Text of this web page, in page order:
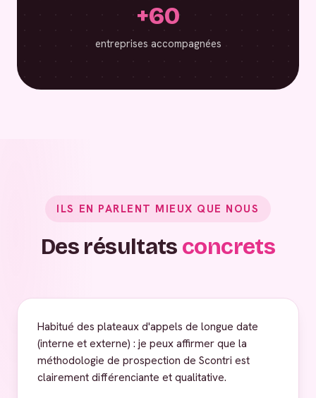
+60
entreprises accompagnées
ILS EN PARLENT MIEUX QUE NOUS
Des résultats concrets
Habitué des plateaux d'appels de longue date
(interne et externe) : je peux affirmer que la
méthodologie de prospection de Scontri est
clairement différenciante et qualitative.